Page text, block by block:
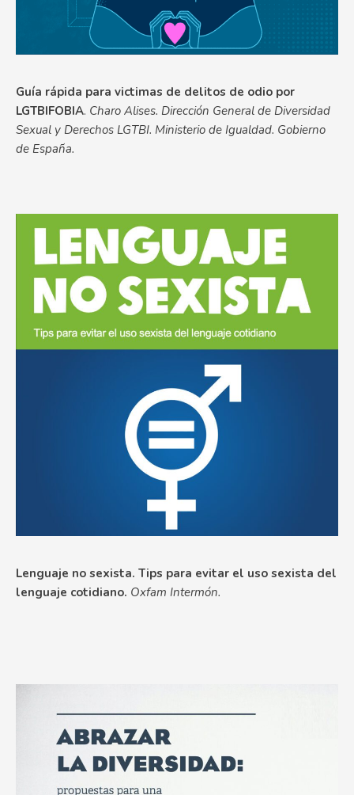
Guía rápida para victimas de delitos de odio por
LGTBIFOBIA. Charo Alises. Dirección General de Diversidad
Sexual y Derechos LGTBI. Ministerio de Igualdad. Gobierno
de España.
Lenguaje no sexista. Tips para evitar el uso sexista del
lenguaje cotidiano. Oxfam Intermón.